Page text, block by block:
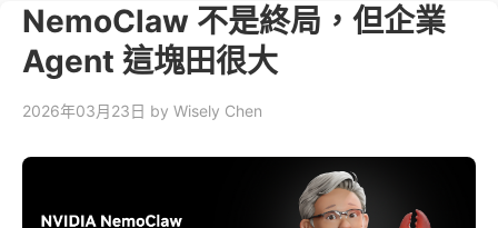
NemoClaw 不是終局，但企業
Agent 這塊田很大
2026年03月23日 by Wisely Chen